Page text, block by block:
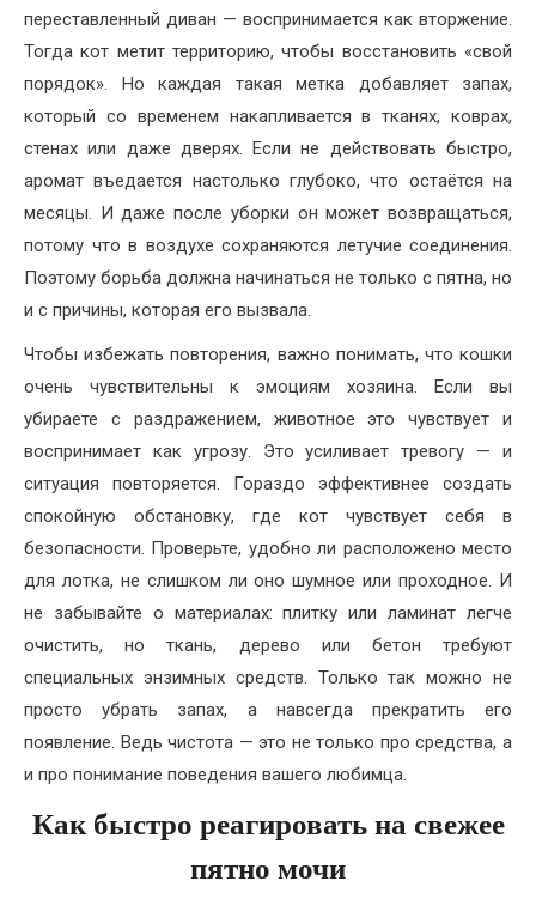
переставленный диван — воспринимается как вторжение.
Тогда кот метит территорию, чтобы восстановить «свой
порядок». Но каждая такая метка добавляет запах,
который со временем накапливается в тканях, коврах,
стенах или даже дверях. Если не действовать быстро,
аромат въедается настолько глубоко, что остаётся на
месяцы. И даже после уборки он может возвращаться,
потому что в воздухе сохраняются летучие соединения.
Поэтому борьба должна начинаться не только с пятна, но
и с причины, которая его вызвала.
Чтобы избежать повторения, важно понимать, что кошки
очень чувствительны к эмоциям хозяина. Если вы
убираете с раздражением, животное это чувствует и
воспринимает как угрозу. Это усиливает тревогу — и
ситуация повторяется. Гораздо эффективнее создать
спокойную обстановку, где кот чувствует себя в
безопасности. Проверьте, удобно ли расположено место
для лотка, не слишком ли оно шумное или проходное. И
не забывайте о материалах: плитку или ламинат легче
очистить, но ткань, дерево или бетон требуют
специальных энзимных средств. Только так можно не
просто убрать запах, а навсегда прекратить его
появление. Ведь чистота — это не только про средства, а
и про понимание поведения вашего любимца.
Как быстро реагировать на свежее
пятно мочи